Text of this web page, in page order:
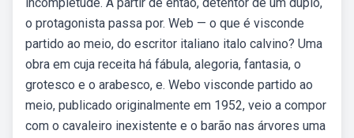
o protagonista passa por. Web — o que é visconde
partido ao meio, do escritor italiano italo calvino? Uma
obra em cuja receita há fábula, alegoria, fantasia, o
grotesco e o arabesco, e. Webo visconde partido ao
meio, publicado originalmente em 1952, veio a compor
com o cavaleiro inexistente e o barão nas árvores uma